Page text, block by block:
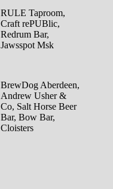
RULE Taproom,
Craft rePUBlic,
Redrum Bar,
Jawsspot Msk
BrewDog Aberdeen,
Andrew Usher &
Co, Salt Horse Beer
Bar, Bow Bar,
Cloisters